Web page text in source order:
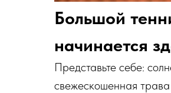
Большой
начинается
Представьте себе:
свежескошенная трава